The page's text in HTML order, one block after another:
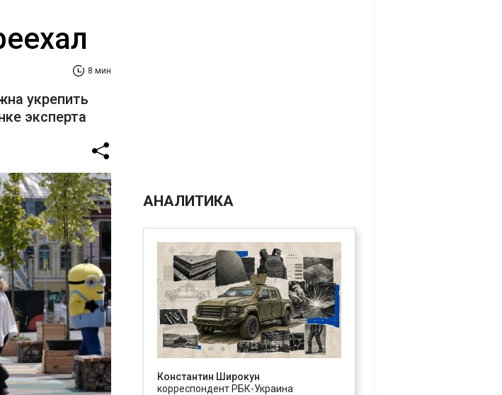
8 мин
укрепить
эксперта
АНАЛИТИКА
Константин Широкун
корреспондент РБК-Украина